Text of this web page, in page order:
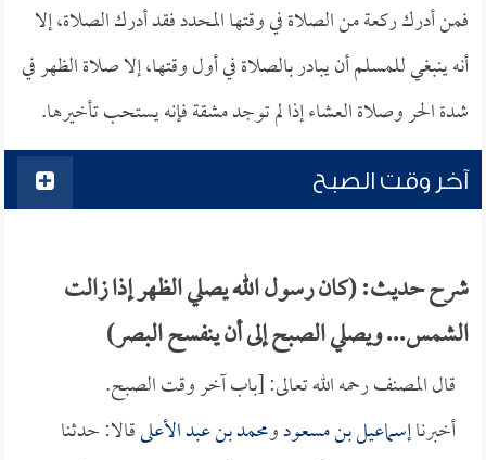
فمن أدرك ركعة من الصلاة في وقتها المحدد فقد أدرك الصلاة، إلا
أنه ينبغي للمسلم أن يبادر بالصلاة في أول وقتها، إلا صلاة الظهر في
شدة الحر وصلاة العشاء إذا لم توجد مشقة فإنه يستحب تأخيرها.
آخر وقت الصبح
شرح حديث: (كان رسول الله يصلي الظهر إذا زالت
الشمس... ويصلي الصبح إلى أن ينفسح البصر)
قال المصنف رحمه الله تعالى: [باب آخر وقت الصبح.
أخبرناإسماعيل بن مسعودومحمد بن عبد الأعلىقالا: حدثنا